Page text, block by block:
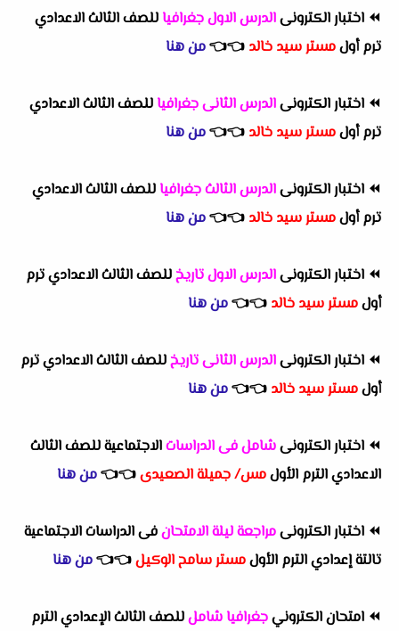
⏪ اختبار الكترونىالدرس الاول جغرافياللصف الثالث الاعدادي
ترم أولمستر سيد خالد 👈
👈من هنا
⏪ اختبار الكترونىالدرس الثانى جغرافياللصف الثالث الاعدادي
ترم أولمستر سيد خالد 👈
👈من هنا
⏪ اختبار الكترونىالدرس الثالث جغرافياللصف الثالث الاعدادي
ترم أولمستر سيد خالد 👈
👈من هنا
⏪ اختبار الكترونىالدرس الاول تاريخللصف الثالث الاعدادي ترم
أولمستر سيد خالد 👈
👈من هنا
⏪ اختبار الكترونىالدرس الثانى تاريخللصف الثالث الاعدادي ترم
أولمستر سيد خالد 👈
👈من هنا
⏪ اختبار الكترونىشامل فى الدراساتالاجتماعية للصف الثالث
الاعدادي الترم الأولمس/ جميلة الصعيدى👈
👈من هنا
⏪ اختبار الكترونىمراجعة ليلة الامتحانفى الدراسات الاجتماعية
تالتة إعدادي الترم الأولمستر سامح الوكيل👈
👈من هنا
⏪ امتحان الكترونيجغرافيا شاملللصف الثالث الإعدادي الترم